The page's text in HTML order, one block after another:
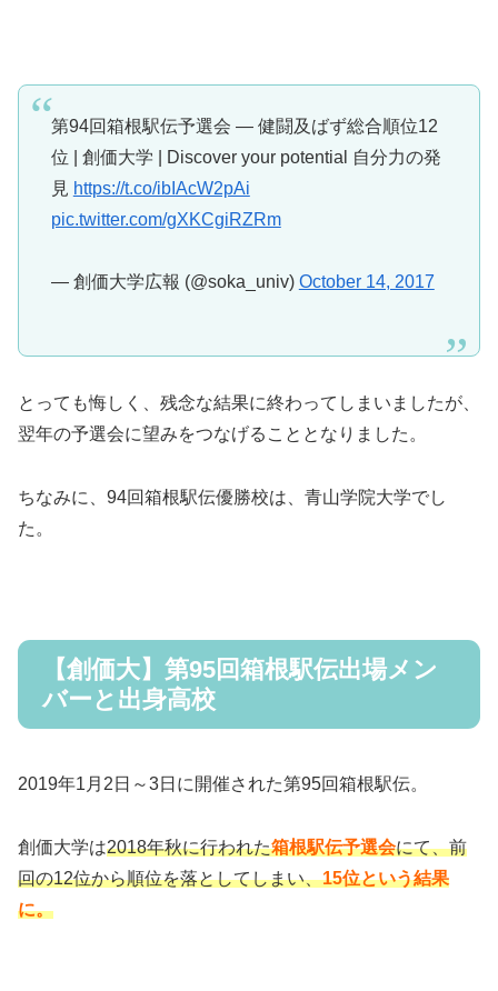
第94回箱根駅伝予選会 ― 健闘及ばず総合順位12
位 | 創価大学 | Discover your potential 自分力の発
見 https://t.co/ibIAcW2pAi
pic.twitter.com/gXKCgiRZRm
— 創価大学広報 (@soka_univ) October 14, 2017
とっても悔しく、残念な結果に終わってしまいましたが、
翌年の予選会に望みをつなげることとなりました。
ちなみに、94回箱根駅伝優勝校は、青山学院大学でし
た。
【創価大】第95回箱根駅伝出場メン
バーと出身高校
2019年1月2日～3日に開催された第95回箱根駅伝。
創価大学は2018年秋に行われた箱根駅伝予選会にて、前
回の12位から順位を落としてしまい、15位という結果
に。